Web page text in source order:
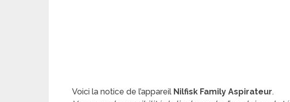
Voici la notice de l’appareil Nilfisk Family Aspirateur.